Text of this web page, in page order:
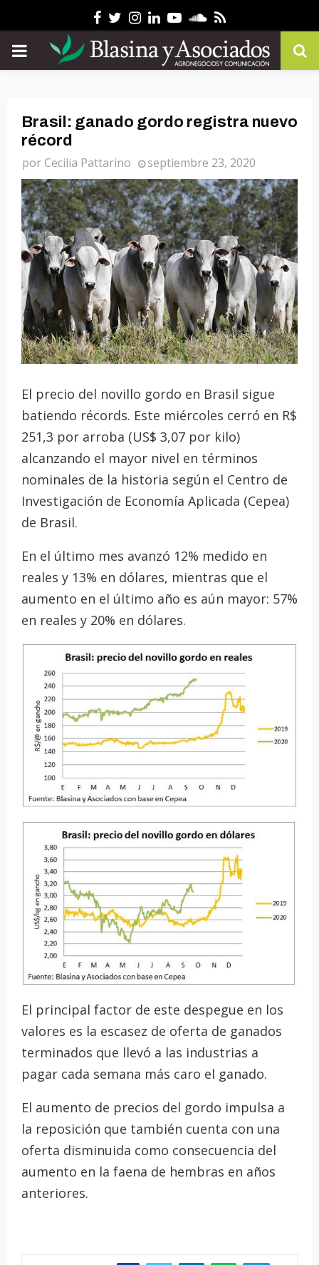
Facebook
Twitter
Instagram
Linkedin
YoutubeSoundcloud
Rss
PRIMARY
Brasil: ganado gordo registra nuevo
récord
porCecilia Pattarino septiembre 23, 2020
El precio del novillo gordo en Brasil sigue
batiendo récords. Este miércoles cerró en R$
251,3 por arroba (US$ 3,07 por kilo)
alcanzando el mayor nivel en términos
nominales de la historia según el Centro de
Investigación de Economía Aplicada (Cepea)
de Brasil.
En el último mes avanzó 12% medido en
reales y 13% en dólares, mientras que el
aumento en el último año es aún mayor: 57%
en reales y 20% en dólares.
El principal factor de este despegue en los
valores es la escasez de oferta de ganados
terminados que llevó a las industrias a
pagar cada semana más caro el ganado.
El aumento de precios del gordo impulsa a
la reposición que también cuenta con una
oferta disminuida como consecuencia del
aumento en la faena de hembras en años
anteriores.